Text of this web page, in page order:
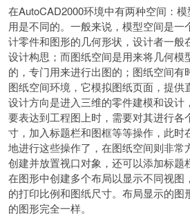
在AutoCAD2000环境中有两种空间：
用是不同的。一般来说，模型空间是
计零件和图形的几何形状，设计者一般
设计构思；而图纸空间是用来将几何模
的，专门用来进行出图的；图纸空间有
图纸空间环境，它模拟图纸页面，提供
设计方向是进入三维的零件建模和设计
要表达到工程图上时，需要对其进行各
寸，加入标题栏和图框等等操作，此时
地进行这些操作了，在图纸空间则非常
创建并放置视口对象，还可以添加标题
在图形中创建多个布局以显示不同视图
的打印比例和图纸尺寸。布局显示的图
的图形完全一样。